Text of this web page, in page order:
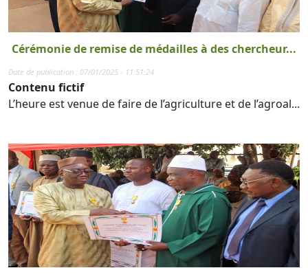
Cérémonie de remise de médailles à des chercheur...
Date de publication : 07/01/2025 - 11:51:24
Contenu fictif
L’heure est venue de faire de l’agriculture et de l’agroal...